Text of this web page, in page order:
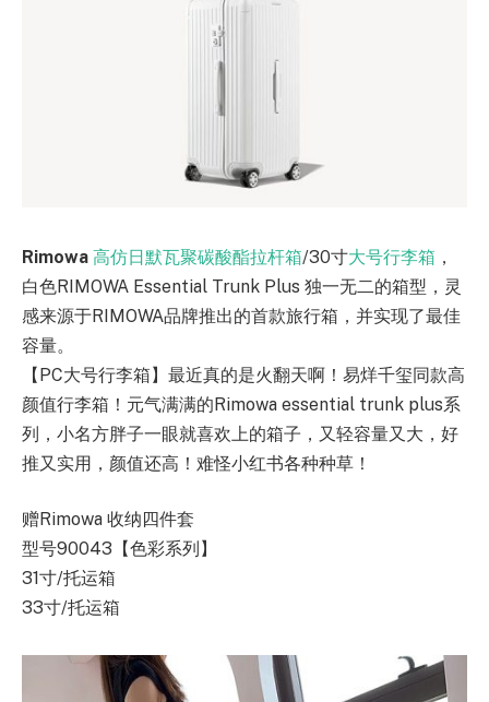
Rimowa 高仿日默瓦聚碳酸酯拉杆箱/30寸大号行李箱 ，
白色RIMOWA Essential Trunk Plus 独一无二的箱型，灵
感来源于RIMOWA品牌推出的首款旅行箱，并实现了最佳
容量。
【PC大号行李箱】最近真的是火翻天啊！易烊千玺同款高
颜值行李箱！元气满满的Rimowa essential trunk plus系
列，小名方胖子一眼就喜欢上的箱子，又轻容量又大，好
推又实用，颜值还高！难怪小红书各种种草！
赠Rimowa 收纳四件套
型号90043【色彩系列】
31寸/托运箱
33寸/托运箱